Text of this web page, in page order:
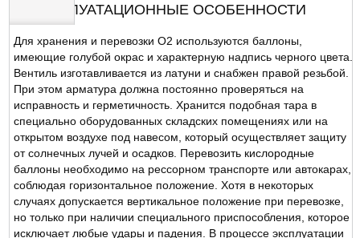
ОТЗЫВЫ
ЭКСПЛУАТАЦИОННЫЕ ОСОБЕННОСТИ
Для хранения и перевозки O2 используются баллоны,
имеющие голубой окрас и характерную надпись черного цвета.
Вентиль изготавливается из латуни и снабжен правой резьбой.
При этом арматура должна постоянно проверяться на
исправность и герметичность. Хранится подобная тара в
специально оборудованных складских помещениях или на
открытом воздухе под навесом, который осуществляет защиту
от солнечных лучей и осадков. Перевозить кислородные
баллоны необходимо на рессорном транспорте или автокарах,
соблюдая горизонтальное положение. Хотя в некоторых
случаях допускается вертикальное положение при перевозке,
но только при наличии специального приспособления, которое
исключает любые удары и падения. В процессе эксплуатации